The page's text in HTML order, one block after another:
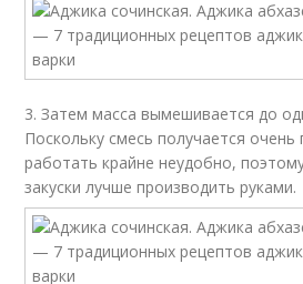
3. Затем масса вымешивается до
Поскольку смесь получается очень
работать крайне неудобно,
закуски лучше производить руками.